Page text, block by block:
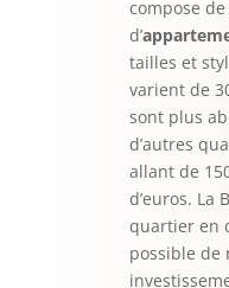
compose de
d’
tailles et
varient de
sont plus
d’autres
allant de
d’euros. La
quartier en
possible de